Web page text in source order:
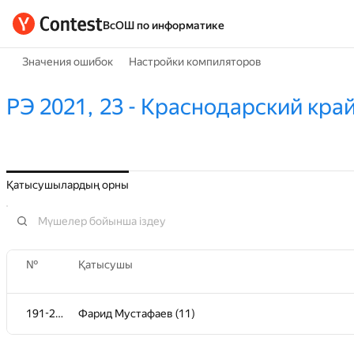
ВсОШ по информатике
Значения ошибок Настройки компиляторов
РЭ 2021, 23 - Краснодарский
Қатысушылардың орны
№ Қатысушы
191-201 Фарид Мустафаев (11)
№ Қатысушы
191-201 Фарид Мустафаев (11)